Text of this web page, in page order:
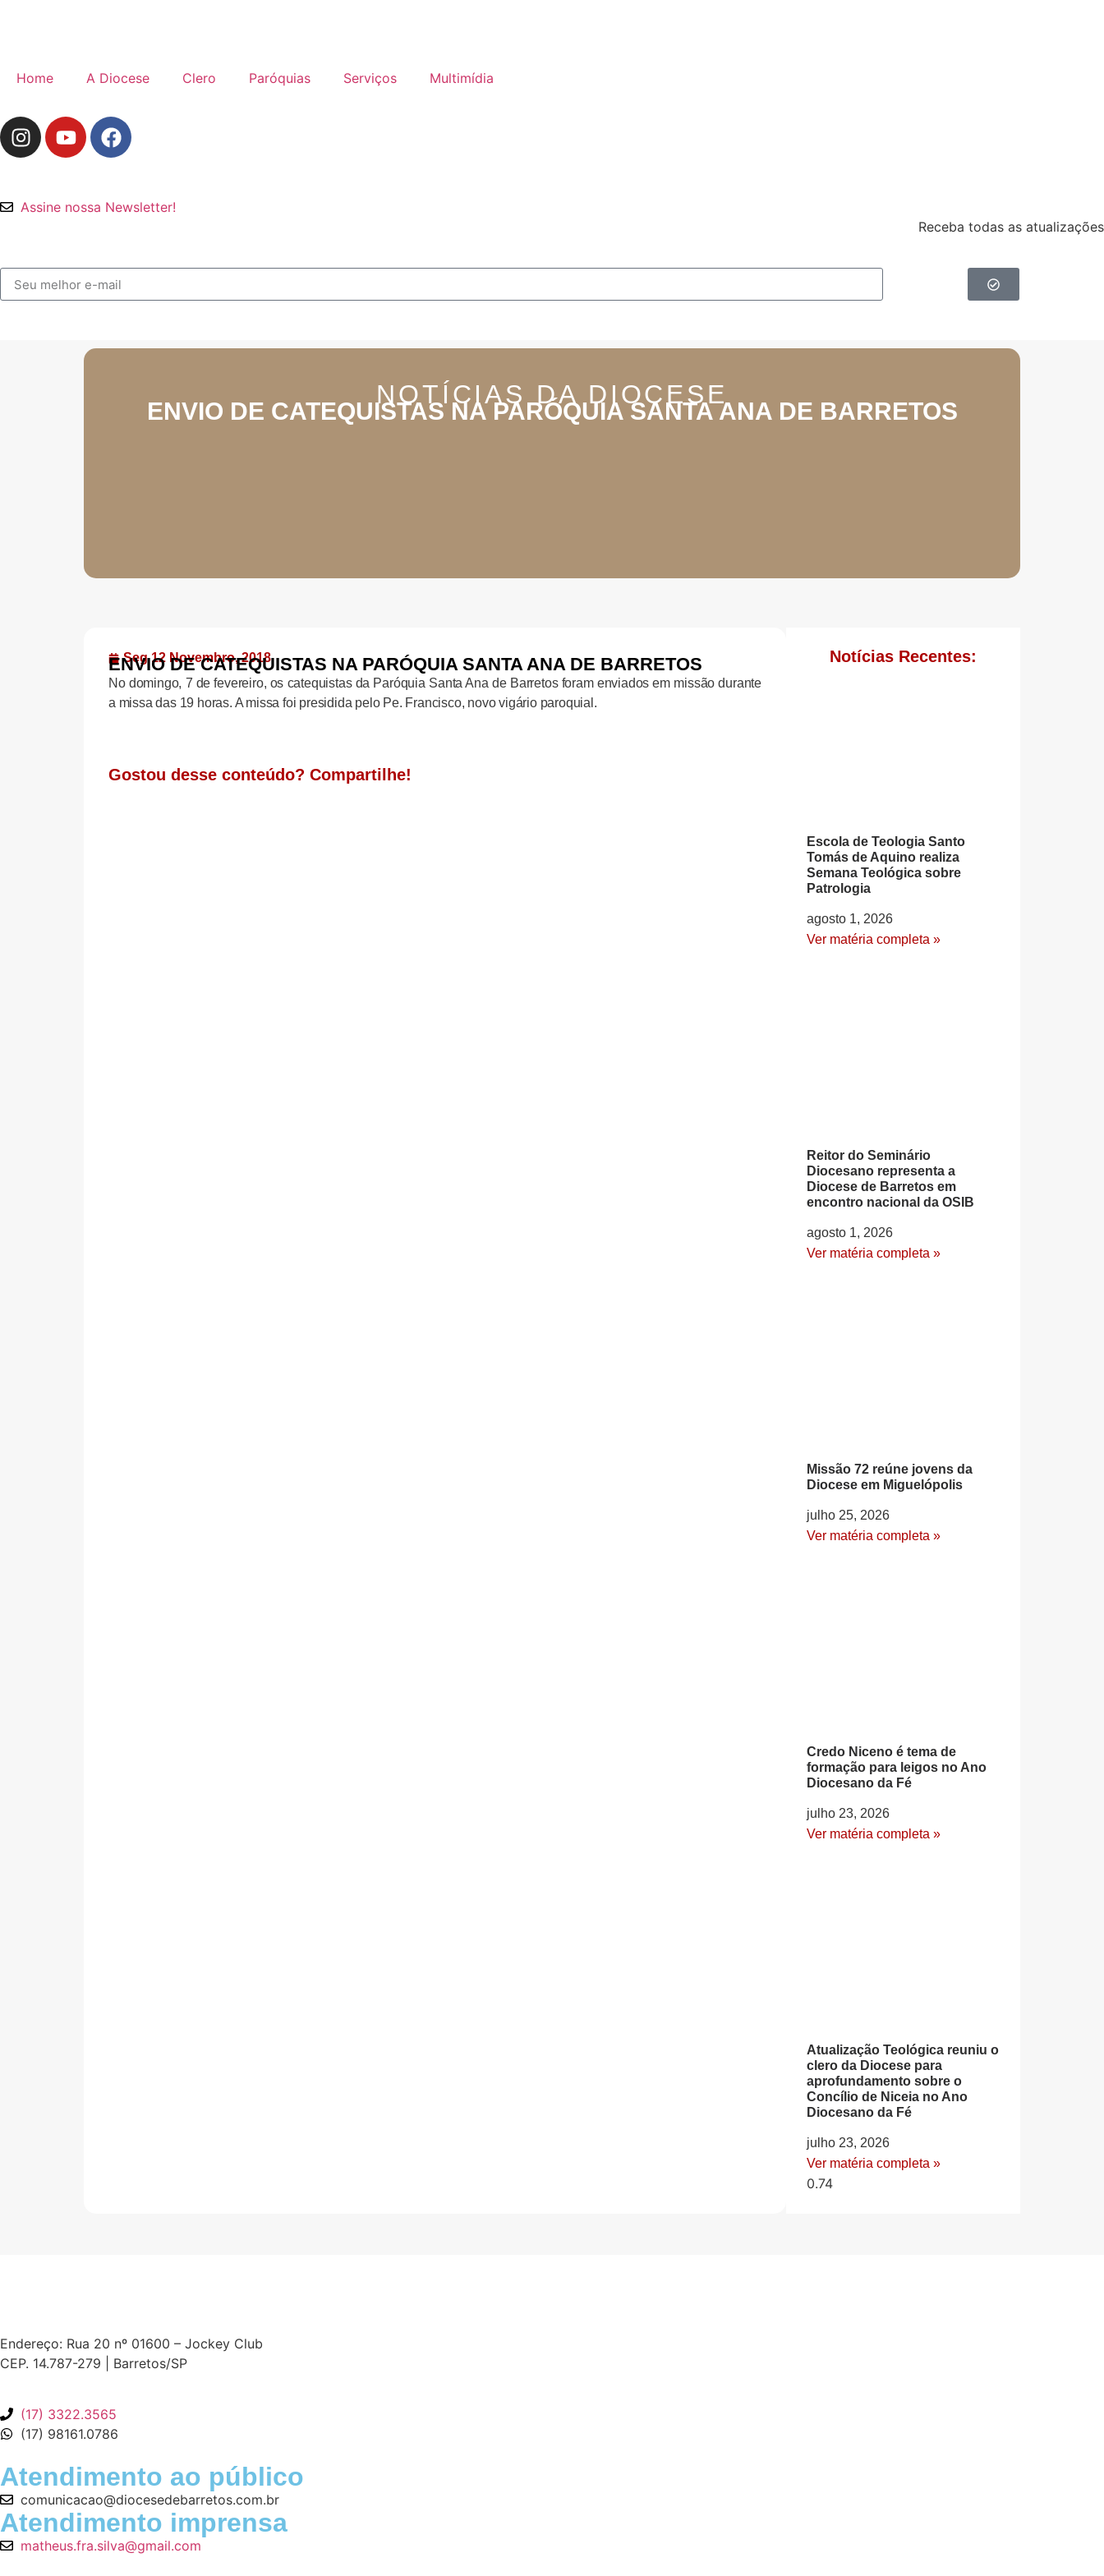
Home A Diocese Clero Paróquias Serviços Multimídia
Assine nossa Newsletter!
Receba todas as atualizações
NOTÍCIAS DA DIOCESE
ENVIO DE CATEQUISTAS NA PARÓQUIA SANTA ANA DE BARRETOS
Seg 12 Novembro, 2018
ENVIO DE CATEQUISTAS NA PARÓQUIA SANTA ANA DE BARRETOS
No domingo, 7 de fevereiro, os catequistas da Paróquia Santa Ana de Barretos foram enviados em missão durante
a missa das 19 horas. A missa foi presidida pelo Pe. Francisco, novo vigário paroquial.
Gostou desse conteúdo? Compartilhe!
Notícias Recentes:
Escola de Teologia Santo
Tomás de Aquino realiza
Semana Teológica sobre
Patrologia
agosto 1, 2026
Ver matéria completa »
Reitor do Seminário
Diocesano representa a
Diocese de Barretos em
encontro nacional da OSIB
agosto 1, 2026
Ver matéria completa »
Missão 72 reúne jovens da
Diocese em Miguelópolis
julho 25, 2026
Ver matéria completa »
Credo Niceno é tema de
formação para leigos no Ano
Diocesano da Fé
julho 23, 2026
Ver matéria completa »
Atualização Teológica reuniu o
clero da Diocese para
aprofundamento sobre o
Concílio de Niceia no Ano
Diocesano da Fé
julho 23, 2026
Ver matéria completa »
Endereço: Rua 20 nº 01600 – Jockey Club
CEP. 14.787-279 | Barretos/SP
(17) 3322.3565
(17) 98161.0786
Atendimento ao público
comunicacao@diocesedebarretos.com.br
Atendimento imprensa
matheus.fra.silva@gmail.com